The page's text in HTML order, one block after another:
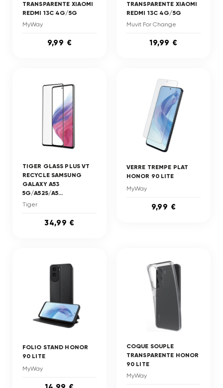
TRANSPARENTE XIAOMI
REDMI 13C 4G/5G
MyWay
9,99 €
TRANSPARENTE XIAOMI
REDMI 13C 4G/5G
Muvit For Change
19,99 €
TIGER GLASS PLUS VT
RECYCLE SAMSUNG
GALAXY A53
5G/A52S/A5...
Tiger
34,99 €
VERRE TREMPE PLAT
HONOR 90 LITE
MyWay
9,99 €
FOLIO STAND HONOR
90 LITE
MyWay
COQUE SOUPLE
TRANSPARENTE HONOR
90 LITE
MyWay